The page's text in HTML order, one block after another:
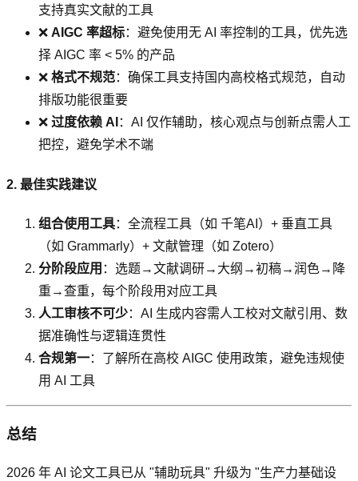
支持真实文献的工具
❌ AIGC 率超标：避免使用无 AI 率控制的工具，优先选
择 AIGC 率 < 5% 的产品
❌ 格式不规范：确保工具支持国内高校格式规范，自动
排版功能很重要
❌ 过度依赖 AI ：AI 仅作辅助，核心观点与创新点需人工
把控，避免学术不端
2. 最佳实践建议
组合使用工具：全流程工具（如 千笔AI）+ 垂直工具
（如 Grammarly）+ 文献管理（如 Zotero）
分阶段应用 ：选题→文献调研→大纲→初稿→润色→降
重→查重，每个阶段用对应工具
人工审核不可少：AI 生成内容需人工校对文献引用、数
据准确性与逻辑连贯性
合规第一：了解所在高校 AIGC 使用政策，避免违规使
用 AI 工具
总结
2026 年 AI 论文工具已从 "辅助玩具" 升级为 "生产力基础设